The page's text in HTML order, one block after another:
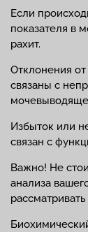
Если
показателя в
рахит.
Отклонения
связаны с
Избыток или
связан с
Важно! Не
анализа